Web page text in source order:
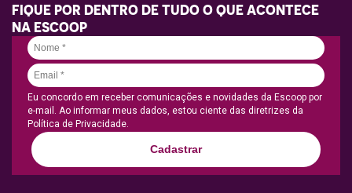
FIQUE POR DENTRO DE TUDO O QUE ACONTECE
NA ESCOOP
Eu concordo em receber comunicações e novidades da Escoop por
e-mail. Ao informar meus dados, estou ciente das diretrizes da
Política de Privacidade.
Cadastrar